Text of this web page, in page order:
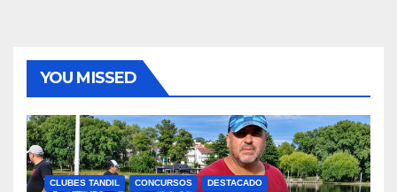
YOU MISSED
CLUBES TANDIL CONCURSOS DESTACADO